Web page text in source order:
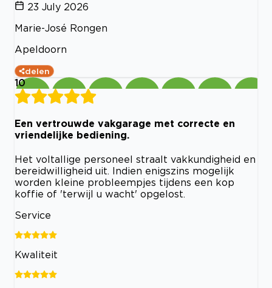
23 July 2026
Marie-José Rongen
Apeldoorn
delen
10
Een vertrouwde vakgarage met correcte en
vriendelijke bediening.
Het voltallige personeel straalt vakkundigheid en
bereidwilligheid uit. Indien enigszins mogelijk
worden kleine probleempjes tijdens een kop
koffie of 'terwijl u wacht' opgelost.
Service
Kwaliteit